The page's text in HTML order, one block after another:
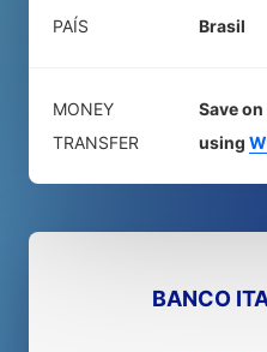
PAÍS Brasil
MONEY
TRANSFER
Save
using
BANCO